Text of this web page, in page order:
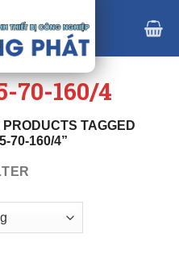
70-160/4
PRODUCTS TAGGED
70-160/4”